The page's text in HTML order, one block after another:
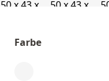
Farbe